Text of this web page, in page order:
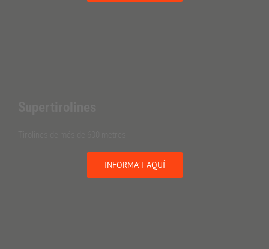
INFORMA’T AQUÍ